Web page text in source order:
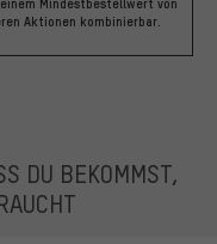
Aktionen kombinierbar.
DU BEKOMMST,